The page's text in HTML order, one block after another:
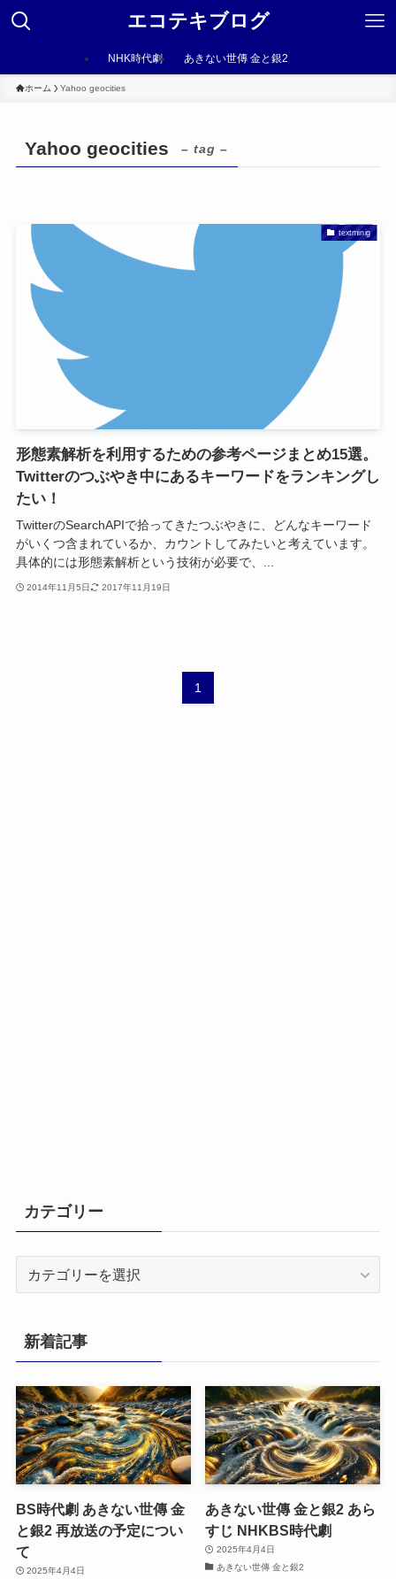
エコテキブログ
NHK時代劇 あきない世傳 金と銀2
ホーム Yahoo geocities
Yahoo geocities – tag –
textminig
形態素解析を利用するための参考ページまとめ15選。
Twitterのつぶやき中にあるキーワードをランキングし
たい！
TwitterのSearchAPIで拾ってきたつぶやきに、どんなキーワード
がいくつ含まれているか、カウントしてみたいと考えています。
具体的には形態素解析という技術が必要で、...
2014年11月5日 2017年11月19日
1
カテゴリー
リ
ー
新着記事
BS時代劇 あきない世傳 金
と銀2 再放送の予定につい
て
2025年4月4日
あきない世傳 金と銀2 あら
すじ NHKBS時代劇
2025年4月4日
あきない世傳 金と銀2